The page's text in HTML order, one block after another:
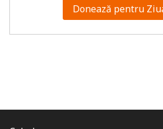
Donează pentru